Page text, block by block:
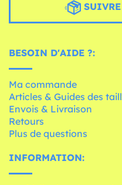
SUIVRE
BESOIN D'AIDE ?:
Ma commande
Articles & Guides des
Envois & Livraison
Retours
Plus de questions
INFORMATION: